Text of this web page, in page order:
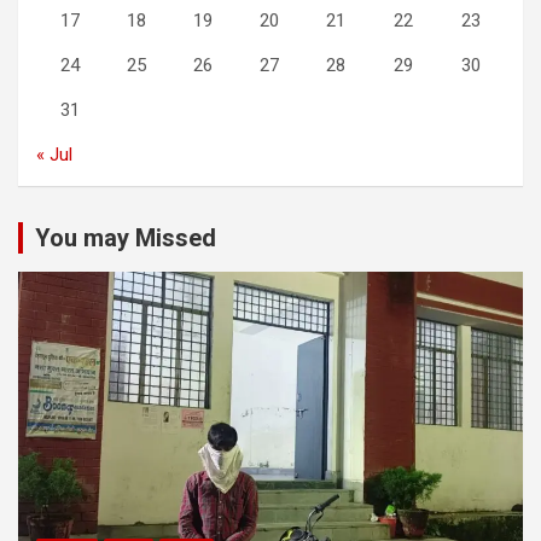
17 18 19 20 21 22 23
24 25 26 27 28 29 30
31
« Jul
You may Missed